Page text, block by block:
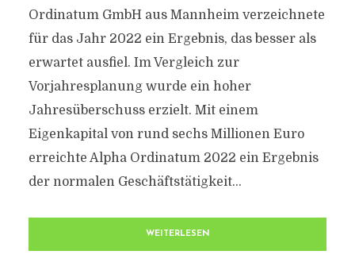
Ordinatum GmbH aus Mannheim verzeichnete
für das Jahr 2022 ein Ergebnis, das besser als
erwartet ausfiel. Im Vergleich zur
Vorjahresplanung wurde ein hoher
Jahresüberschuss erzielt. Mit einem
Eigenkapital von rund sechs Millionen Euro
erreichte Alpha Ordinatum 2022 ein Ergebnis
der normalen Geschäftstätigkeit...
WEITERLESEN